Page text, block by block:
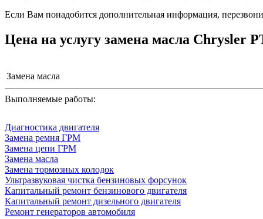
Если Вам понадобится дополнительная информация,
Цена на услугу замена масла Chrysler
Замена масла
Выполняемые работы:
Диагностика двигателя
Замена ремня ГРМ
Замена цепи ГРМ
Замена масла
Замена тормозных колодок
Ультразвуковая чистка бензиновых форсунок
Капитальный ремонт бензинового двигателя
Капитальный ремонт дизельного двигателя
Ремонт генераторов автомобиля